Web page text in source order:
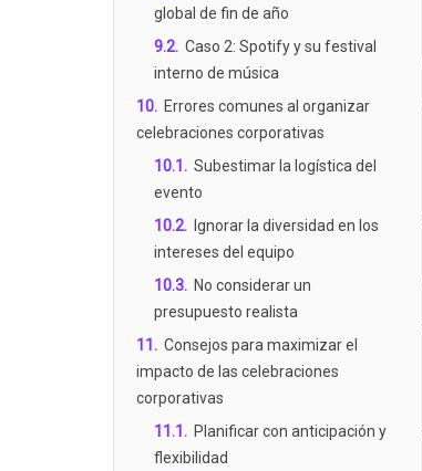
global de fin de año
9.2. Caso 2: Spotify y su festival
interno de música
10. Errores comunes al organizar
celebraciones corporativas
10.1 . Subestimar la logística del
evento
10.2. Ignorar la diversidad en los
intereses del equipo
10.3. No considerar un
presupuesto realista
11 . Consejos para maximizar el
impacto de las celebraciones
corporativas
11.1 . Planificar con anticipación y
flexibilidad